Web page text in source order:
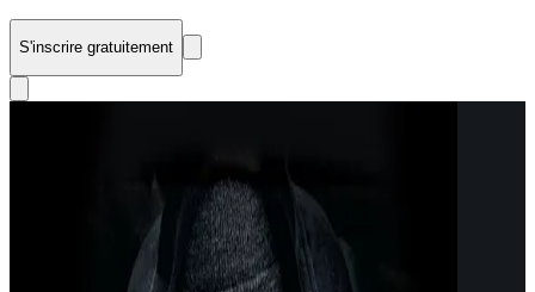
S'inscrire gratuitement